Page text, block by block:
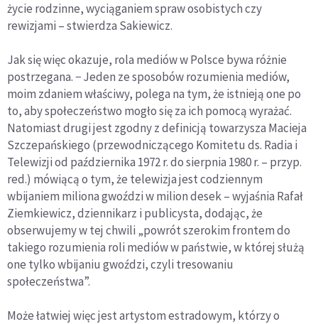
życie rodzinne, wyciąganiem spraw osobistych czy
rewizjami – stwierdza Sakiewicz.
Jak się więc okazuje, rola mediów w Polsce bywa różnie
postrzegana. − Jeden ze sposobów rozumienia mediów,
moim zdaniem właściwy, polega na tym, że istnieją one po
to, aby społeczeństwo mogło się za ich pomocą wyrażać.
Natomiast drugi jest zgodny z definicją towarzysza Macieja
Szczepańskiego (przewodniczącego Komitetu ds. Radia i
Telewizji od października 1972 r. do sierpnia 1980 r. – przyp.
red.) mówiącą o tym, że telewizja jest codziennym
wbijaniem miliona gwoździ w milion desek – wyjaśnia Rafał
Ziemkiewicz, dziennikarz i publicysta, dodając, że
obserwujemy w tej chwili „powrót szerokim frontem do
takiego rozumienia roli mediów w państwie, w której służą
one tylko wbijaniu gwoździ, czyli tresowaniu
społeczeństwa”.
Może łatwiej więc jest artystom estradowym, którzy o